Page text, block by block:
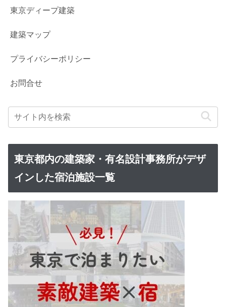
東京ディープ建築
建築マップ
プライバシーポリシー
お問合せ
東京都内の建築家・有名設計事務所がデザ
インした宿泊施設一覧